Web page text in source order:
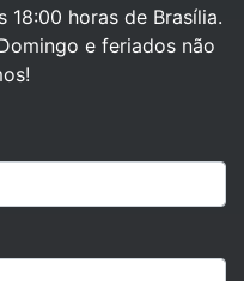
18:00 horas de Brasília.
e feriados não